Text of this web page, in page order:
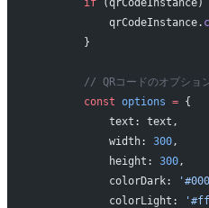
        if
(qrCodeInstance)
            qrCodeInstance.
        }
// QRコードのオプショ
        const
options = {
            text: text,
            width:
300,
            height:
300,
            colorDark:
            colorLight: